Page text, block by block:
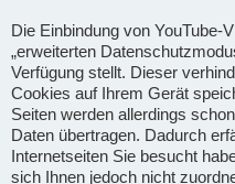
Die Einbindung von YouTube-
„erweiterten
Verfügung stellt. Dieser
Cookies auf Ihrem Gerät
Seiten werden allerdings
Daten übertragen. Dadurch
Internetseiten Sie besucht
sich Ihnen jedoch nicht